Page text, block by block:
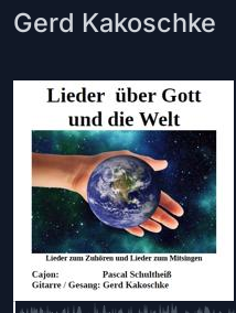
Gerd Kakoschke